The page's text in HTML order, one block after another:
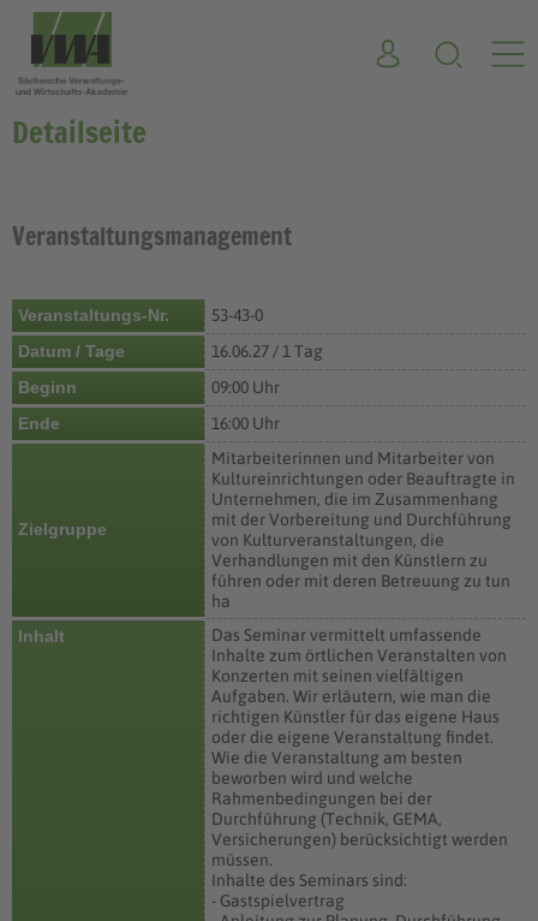
Detailseite
Veranstaltungsmanagement
Veranstaltungs-Nr.
53-43-0
Datum / Tage
16.06.27 / 1 Tag
Beginn
09:00 Uhr
Ende
16:00 Uhr
Zielgruppe
Mitarbeiterinnen und Mitarbeiter von
Kultureinrichtungen oder Beauftragte in
Unternehmen, die im Zusammenhang
mit der Vorbereitung und Durchführung
von Kulturveranstaltungen, die
Verhandlungen mit den Künstlern zu
führen oder mit deren Betreuung zu tun
ha
Inhalt
Das Seminar vermittelt umfassende
Inhalte zum örtlichen Veranstalten von
Konzerten mit seinen vielfältigen
Aufgaben. Wir erläutern, wie man die
richtigen Künstler für das eigene Haus
oder die eigene Veranstaltung findet.
Wie die Veranstaltung am besten
beworben wird und welche
Rahmenbedingungen bei der
Durchführung (Technik, GEMA,
Versicherungen) berücksichtigt werden
müssen.
Inhalte des Seminars sind:
- Gastspielvertrag